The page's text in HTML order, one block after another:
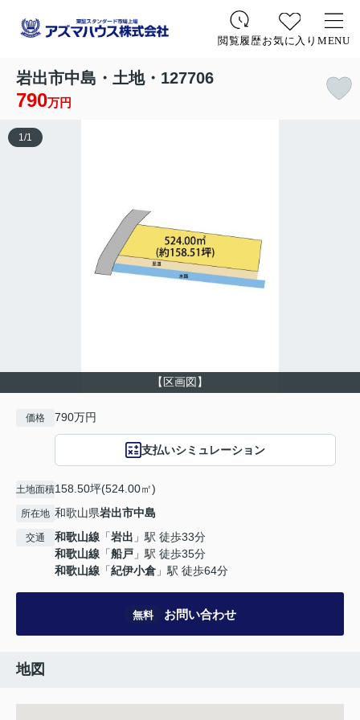
閲覧履歴お気に入り MENU
岩出市中島・土地・127706
790万円
【区画図】
1 /1
価格 790万円
支払いシミュレーション
土地面積158.50坪(524.00㎡)
所在地 和歌山県岩出市中島
交通 和歌山線 「岩出 」駅 徒歩33分
和歌山線 「船戸 」駅 徒歩35分
和歌山線 「紀伊小倉 」駅 徒歩64分
無料 お問い合わせ
地図